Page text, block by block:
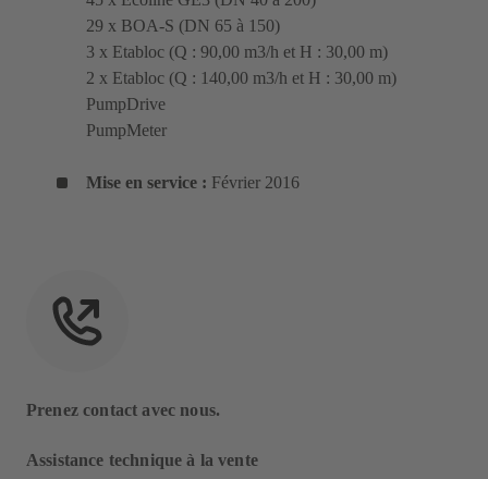
29 x BOA-S (DN 65 à 150)
3 x Etabloc (Q : 90,00 m3/h et H : 30,00 m)
2 x Etabloc (Q : 140,00 m3/h et H : 30,00 m)
PumpDrive
PumpMeter
Mise en service : Février 2016
Prenez contact avec nous.
Assistance technique à la vente